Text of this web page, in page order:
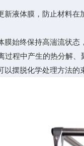
液体膜，防止材料
始终保持高湍流状
过程中产生的热分解
摆脱化学处理方法